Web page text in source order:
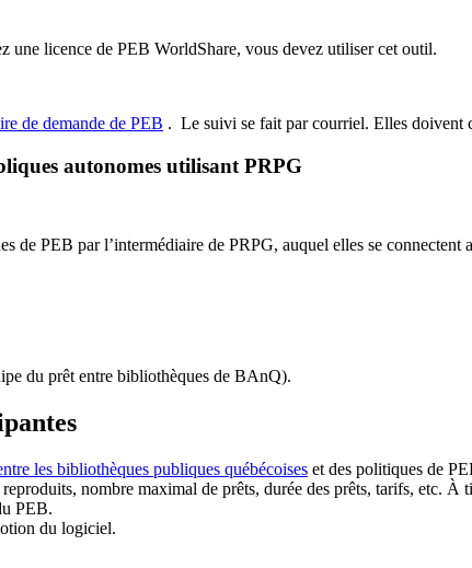
une licence de PEB WorldShare, vous devez utiliser cet outil.
de demande de PEB . Le suivi se fait par courriel. Elles doivent
autonomes utilisant PRPG
de PEB par l’intermédiaire de PRPG, auquel elles se
du prêt entre bibliothèques de BAnQ).
les bibliothèques publiques québécoises et des politiques de
nombre maximal de prêts, durée des prêts, tarifs, etc. À
PEB.
du logiciel.